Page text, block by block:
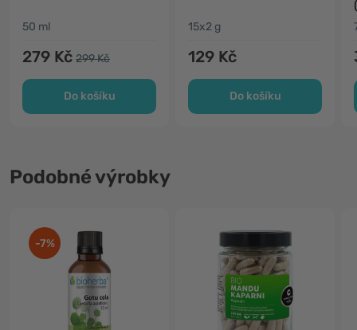
50 ml
279 Kč 299 Kč
Do košíku
15x2 g
129 Kč
Do košíku
Podobné výrobky
-7%